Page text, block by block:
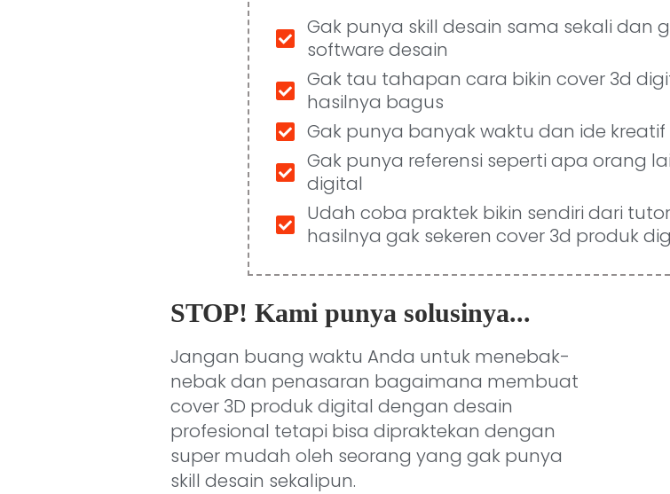
Gak punya skill desain sama sekali dan
software desain
Gak tau tahapan cara bikin cover 3d
hasilnya bagus
Gak punya banyak waktu dan ide
Gak punya referensi seperti apa orang
digital
Udah coba praktek bikin sendiri dari
hasilnya gak sekeren cover 3d produk
STOP! Kami punya solusinya...
Jangan buang waktu Anda untuk menebak-
nebak dan penasaran bagaimana membuat
cover 3D produk digital dengan desain
profesional tetapi bisa dipraktekan dengan
super mudah oleh seorang yang gak punya
skill desain sekalipun.